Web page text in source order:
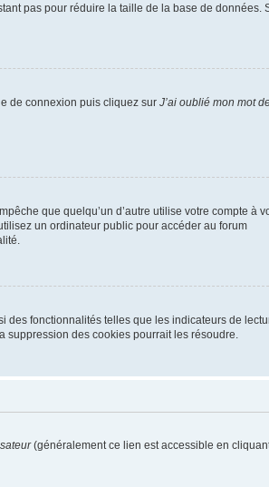
pas pour réduire la taille de la base de données.
de connexion puis cliquez sur J’ai oublié mon mot
que quelqu’un d’autre utilise votre compte à
un ordinateur public pour accéder au forum
des fonctionnalités telles que les indicateurs de
des cookies pourrait les résoudre.
(généralement ce lien est accessible en